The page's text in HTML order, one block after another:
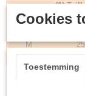
Maat
(1)
M
Cookies
Toestemming